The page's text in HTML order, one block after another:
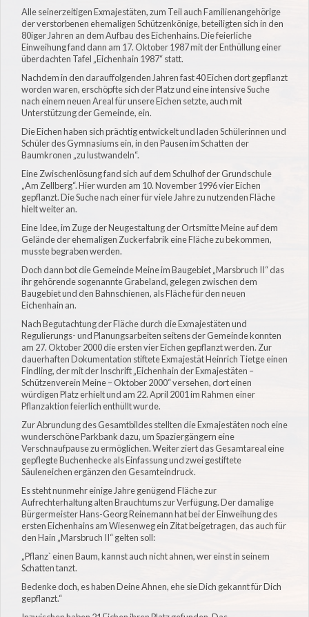
Alle seinerzeitigen Exmajestäten, zum Teil auch Familienangehörige
der verstorbenen ehemaligen Schützenkönige, beteiligten sich in den
80iger Jahren an dem Aufbau des Eichenhains. Die feierliche
Einweihung fand dann am 17. Oktober 1987 mit der Enthüllung einer
überdachten Tafel „Eichenhain 1987“ statt.
Nachdem in den darauffolgenden Jahren fast 40 Eichen dort gepflanzt
worden waren, erschöpfte sich der Platz und eine intensive Suche
nach einem neuen Areal für unsere Eichen setzte, auch mit
Unterstützung der Gemeinde, ein.
Die Eichen haben sich prächtig entwickelt und laden Schülerinnen und
Schüler des Gymnasiums ein, in den Pausen im Schatten der
Baumkronen „zu lustwandeln“.
Eine Zwischenlösung fand sich auf dem Schulhof der Grundschule
„Am Zellberg“. Hier wurden am 10. November 1996 vier Eichen
gepflanzt. Die Suche nach einer für viele Jahre zu nutzenden Fläche
hielt weiter an.
Eine Idee, im Zuge der Neugestaltung der Ortsmitte Meine auf dem
Gelände der ehemaligen Zuckerfabrik eine Fläche zu bekommen,
musste begraben werden.
Doch dann bot die Gemeinde Meine im Baugebiet „Marsbruch II“ das
ihr gehörende sogenannte Grabeland, gelegen zwischen dem
Baugebiet und den Bahnschienen, als Fläche für den neuen
Eichenhain an.
Nach Begutachtung der Fläche durch die Exmajestäten und
Regulierungs- und Planungsarbeiten seitens der Gemeinde konnten
am 27. Oktober 2000 die ersten vier Eichen gepflanzt werden. Zur
dauerhaften Dokumentation stiftete Exmajestät Heinrich Tietge einen
Findling, der mit der Inschrift „Eichenhain der Exmajestäten –
Schützenverein Meine – Oktober 2000“ versehen, dort einen
würdigen Platz erhielt und am 22. April 2001 im Rahmen einer
Pflanzaktion feierlich enthüllt wurde.
Zur Abrundung des Gesamtbildes stellten die Exmajestäten noch eine
wunderschöne Parkbank dazu, um Spaziergängern eine
Verschnaufpause zu ermöglichen. Weiter ziert das Gesamtareal eine
gepflegte Buchenhecke als Einfassung und zwei gestiftete
Säuleneichen ergänzen den Gesamteindruck.
Es steht nunmehr einige Jahre genügend Fläche zur
Aufrechterhaltung alten Brauchtums zur Verfügung. Der damalige
Bürgermeister Hans-Georg Reinemann hat bei der Einweihung des
ersten Eichenhains am Wiesenweg ein Zitat beigetragen, das auch für
den Hain „Marsbruch II“ gelten soll:
„Pflanz` einen Baum, kannst auch nicht ahnen, wer einst in seinem
Schatten tanzt.
Bedenke doch, es haben Deine Ahnen, ehe sie Dich gekannt für Dich
gepflanzt.“